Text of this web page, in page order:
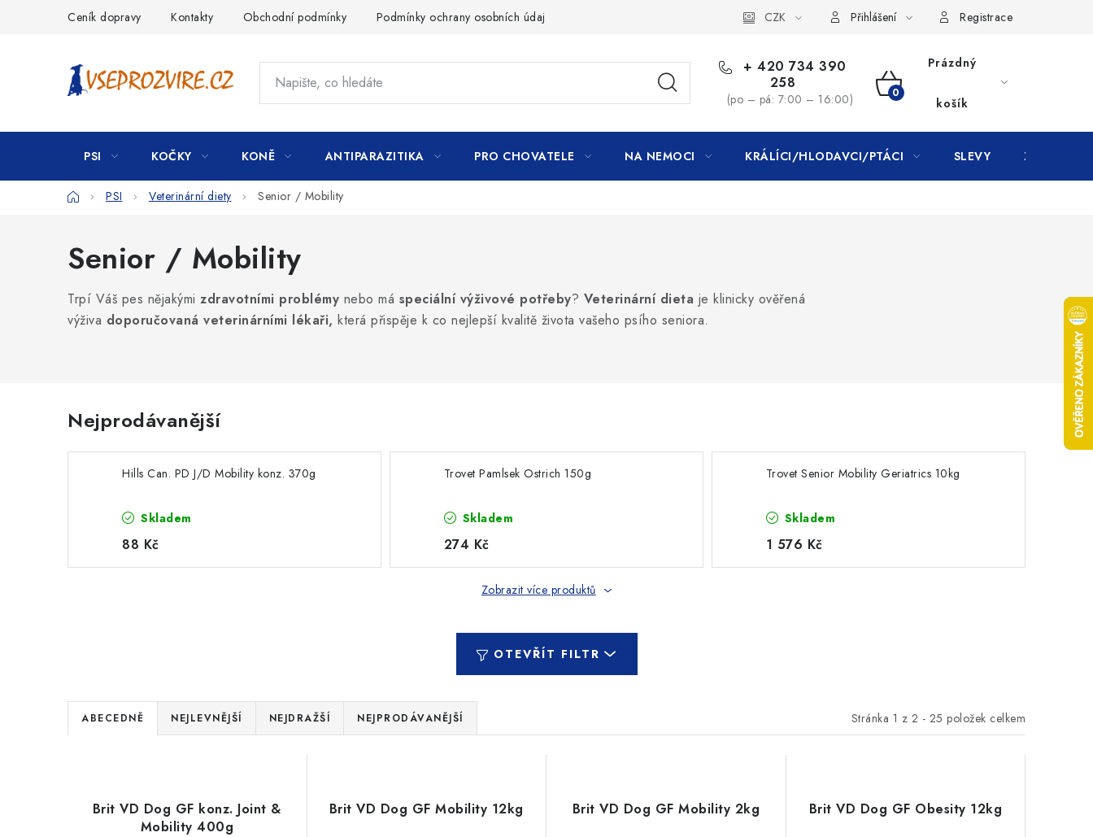
Ceník dopravy Kontakty Obchodní podmínky Podmínky ochrany osobních údajů CZK Přihlášení Registrace
+ 420 734 390
258
(po – pá: 7:00 – 16:00)
NÁKUPNÍ
KOŠÍK
Prázdný
košík
PSI KOČKY KONĚ ANTIPARAZITIKA PRO CHOVATELE NA NEMOCI KRÁLÍCI/HLODAVCI/PTÁCI SLEVY ZNAČKY
DomůPSI Veterinární diety Senior / Mobility
Senior / Mobility
Trpí Váš pes nějakými zdravotními problémy nebo má speciální výživové potřeby? Veterinární dieta je klinicky ověřená
výživa doporučovaná veterinárními lékaři, která přispěje k co nejlepší kvalitě života vašeho psího seniora.
Nejprodávanější
Hills Can. PD J/D Mobility konz. 370g
Skladem
88 Kč
Trovet Pamlsek Ostrich 150g
Skladem
274 Kč
Trovet Senior Mobility Geriatrics 10kg
Skladem
1 576 Kč
Zobrazit více produktů
OTEVŘÍT FILTR
Stránka 1 z 2 - 25 položek celkem
Ř
a
ABECEDNĚ NEJLEVNĚJŠÍ NEJDRAŽŠÍ NEJPRODÁVANĚJŠÍ
Brit VD Dog GF konz. Joint &
Mobility 400g
Brit VD Dog GF Mobility 12kg Brit VD Dog GF Mobility 2kg Brit VD Dog GF Obesity 12kg